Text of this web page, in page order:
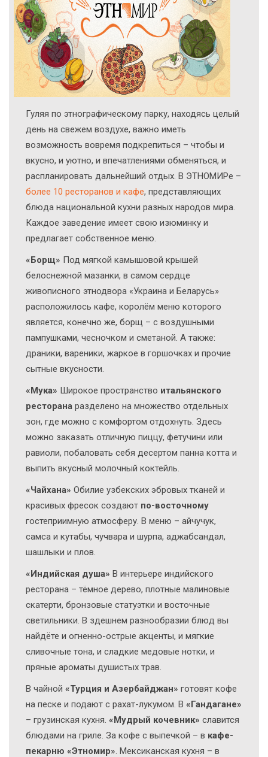
Гуляя по этнографическому парку, находясь целый
день на свежем воздухе, важно иметь
возможность вовремя подкрепиться – чтобы и
вкусно, и уютно, и впечатлениями обменяться, и
распланировать дальнейший отдых. В ЭТНОМИРе –
более 10 ресторанов и кафе, представляющих
блюда национальной кухни разных народов мира.
Каждое заведение имеет свою изюминку и
предлагает собственное меню.
«Борщ» Под мягкой камышовой крышей
белоснежной мазанки, в самом сердце
живописного этнодвора «Украина и Беларусь»
расположилось кафе, королём меню которого
является, конечно же, борщ – с воздушными
пампушками, чесночком и сметаной. А также:
драники, вареники, жаркое в горшочках и прочие
сытные вкусности.
«Мука» Широкое пространство итальянского
ресторана разделено на множество отдельных
зон, где можно с комфортом отдохнуть. Здесь
можно заказать отличную пиццу, фетучини или
равиоли, побаловать себя десертом панна котта и
выпить вкусный молочный коктейль.
«Чайхана» Обилие узбекских эбровых тканей и
красивых фресок создают по-восточному
гостеприимную атмосферу. В меню – айчучук,
самса и кутабы, чучвара и шурпа, аджабсандал,
шашлыки и плов.
«Индийская душа» В интерьере индийского
ресторана – тёмное дерево, плотные малиновые
скатерти, бронзовые статуэтки и восточные
светильники. В здешнем разнообразии блюд вы
найдёте и огненно-острые акценты, и мягкие
сливочные тона, и сладкие медовые нотки, и
пряные ароматы душистых трав.
В чайной «Турция и Азербайджан» готовят кофе
на песке и подают с рахат-лукумом. В «Гандагане»
– грузинская кухня. «Мудрый кочевник» славится
блюдами на гриле. За кофе с выпечкой – в кафе-
пекарню «Этномир». Мексиканская кухня – в